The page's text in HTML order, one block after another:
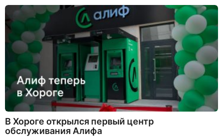
д
В Хороге открылся первый центр
обслуживания Алифа